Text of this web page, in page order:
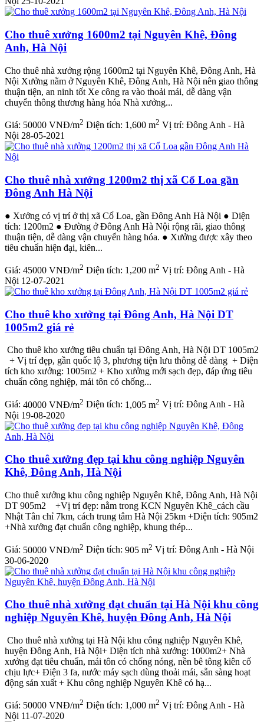
Cho thuê xưởng 1600m2 tại Nguyên Khê, Đông
Anh, Hà Nội
Cho thuê nhà xưởng rộng 1600m2 tại Nguyên Khê, Đông Anh, Hà
Nội Xưởng nằm ở Nguyên Khê, Đông Anh, Hà Nội nên giao thông
thuận tiện, an ninh tốt Xe công ra vào thoải mái, dễ dàng vận
chuyển thông thương hàng hóa Nhà xưởng...
Giá: 50000 VNĐ/m2 Diện tích: 1,600 m2 Vị trí: Đông Anh - Hà
Nội 28-05-2021
Cho thuê nhà xưởng 1200m2 thị xã Cổ Loa gần
Đông Anh Hà Nội
● Xưởng có vị trí ở thị xã Cổ Loa, gần Đông Anh Hà Nội ● Diện
tích: 1200m2 ● Đường ở Đông Anh Hà Nội rộng rãi, giao thông
thuận tiện, dễ dàng vận chuyển hàng hóa. ● Xưởng được xây theo
tiêu chuẩn hiện đại, kiên...
Giá: 45000 VNĐ/m2 Diện tích: 1,200 m2 Vị trí: Đông Anh - Hà
Nội 12-07-2021
Cho thuê kho xưởng tại Đông Anh, Hà Nội DT
1005m2 giá rẻ
Cho thuê kho xưởng tiêu chuẩn tại Đông Anh, Hà Nội DT 1005m2
+ Vị trí đẹp, gần quốc lộ 3, phương tiện lưu thông dễ dàng + Diện
tích kho xưởng: 1005m2 + Kho xưởng mới sạch đẹp, đáp ứng tiêu
chuẩn công nghiệp, mái tôn có chống...
Giá: 40000 VNĐ/m2 Diện tích: 1,005 m2 Vị trí: Đông Anh - Hà
Nội 19-08-2020
Cho thuê xưởng đẹp tại khu công nghiệp Nguyên
Khê, Đông Anh, Hà Nội
Cho thuê xưởng khu công nghiệp Nguyên Khê, Đông Anh, Hà Nội
DT 905m2 +Vị trí đẹp: nằm trong KCN Nguyên Khê_cách cầu
Nhật Tân chỉ 7km, cách trung tâm Hà Nội 25km +Diện tích: 905m2
+Nhà xưởng đạt chuẩn công nghiệp, khung thép...
Giá: 50000 VNĐ/m2 Diện tích: 905 m2 Vị trí: Đông Anh - Hà Nội
30-06-2020
Cho thuê nhà xưởng đạt chuẩn tại Hà Nội khu công
nghiệp Nguyên Khê, huyện Đông Anh, Hà Nội
Cho thuê nhà xưởng tại Hà Nội khu công nghiệp Nguyên Khê,
huyện Đông Anh, Hà Nội+ Diện tích nhà xưởng: 1000m2+ Nhà
xưởng đạt tiêu chuẩn, mái tôn có chống nóng, nền bê tông kiên cố
chịu lực+ Điện 3 fa, nước máy sạch dùng thoải mái, sẵn sàng hoạt
động sản xuất + Khu công nghiệp Nguyên Khê có hạ...
Giá: 50000 VNĐ/m2 Diện tích: 1,000 m2 Vị trí: Đông Anh - Hà
Nội 11-07-2020